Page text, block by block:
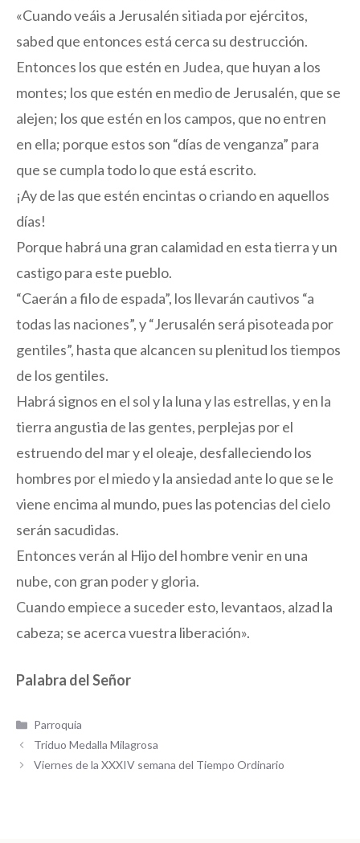
«Cuando veáis a Jerusalén sitiada por ejércitos,
sabed que entonces está cerca su destrucción.
Entonces los que estén en Judea, que huyan a los
montes; los que estén en medio de Jerusalén, que se
alejen; los que estén en los campos, que no entren
en ella; porque estos son “días de venganza” para
que se cumpla todo lo que está escrito.
¡Ay de las que estén encintas o criando en aquellos
días!
Porque habrá una gran calamidad en esta tierra y un
castigo para este pueblo.
“Caerán a filo de espada”, los llevarán cautivos “a
todas las naciones”, y “Jerusalén será pisoteada por
gentiles”, hasta que alcancen su plenitud los tiempos
de los gentiles.
Habrá signos en el sol y la luna y las estrellas, y en la
tierra angustia de las gentes, perplejas por el
estruendo del mar y el oleaje, desfalleciendo los
hombres por el miedo y la ansiedad ante lo que se le
viene encima al mundo, pues las potencias del cielo
serán sacudidas.
Entonces verán al Hijo del hombre venir en una
nube, con gran poder y gloria.
Cuando empiece a suceder esto, levantaos, alzad la
cabeza; se acerca vuestra liberación».
Palabra del Señor
Categorías
Parroquia
Triduo Medalla Milagrosa
Viernes de la XXXIV semana del Tiempo Ordinario